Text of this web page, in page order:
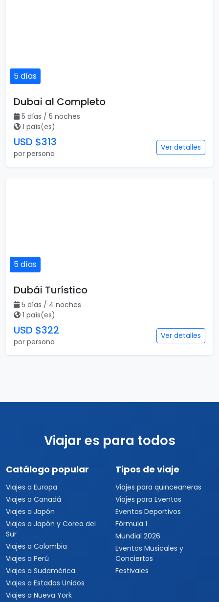
5 días
Dubai al Completo
5 días / 5 noches
1 país(es)
USD $313
por persona
Ver detalles
5 días
Dubái Turístico
5 días / 4 noches
1 país(es)
USD $322
por persona
Ver detalles
Viajar es para todos
Catálogo popular
Viajes a Europa
Viajes a Canadá
Viajes a Japón
Viajes a Japón y Corea del
Sur
Viajes a Colombia
Viajes a Perú
Viajes a Sudamérica
Viajes a Estados Unidos
Viajes a Nueva York
Tipos de viaje
Viajes para quinceaneras
Viajes para Eventos
Eventos Deportivos
Fórmula 1
Mundial 2026
Eventos Musicales y
Conciertos
Festivales